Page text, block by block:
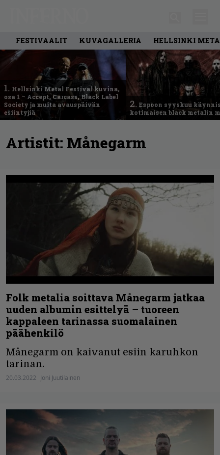
FESTIVAALIT KUVAGALLERIA HELLSINKI
1. Hellsinki Metal Festival kuvina,
osa 1 – Accept, Carcass, Black Label
Society ja muita avauspäivän
esiintyjiä
2. Espoon syyskuu
kotimaisen black metalin
Artistit: Månegarm
Folk metalia soittava Månegarm jatkaa
uuden albumin esittelyä – tuoreen
kappaleen tarinassa suomalainen
päähenkilö
Månegarm on kaivanut esiin karuhkon
tarinan.
20.03.2022 Joni Juutilainen